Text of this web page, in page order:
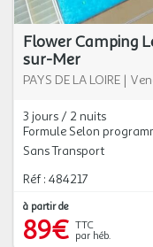
Flower Camping
sur-Mer
PAYS DE LA LOIRE |
3 jours / 2 nuits
Formule Selon
Sans Transport
Réf : 484217
à partir de
89€ TTC
par héb.